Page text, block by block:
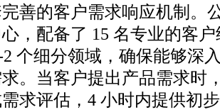
善的客户需求响应机制。
心，配备了 15 名专业的客
个细分领域，确保能够深
。当客户提出产品需求时
求评估，4 小时内提供初